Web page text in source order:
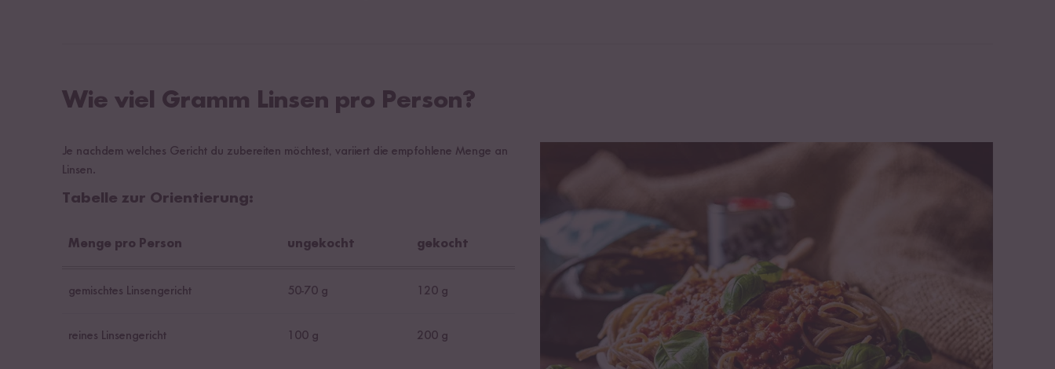
Wie viel Gramm Linsen pro Person?
Je nachdem welches Gericht du zubereiten möchtest, variiert die empfohlene Menge an
Linsen.
Tabelle zur Orientierung:
Menge pro Person ungekocht gekocht
gemischtes Linsengericht 50-70 g 120 g
reines Linsengericht 100 g 200 g